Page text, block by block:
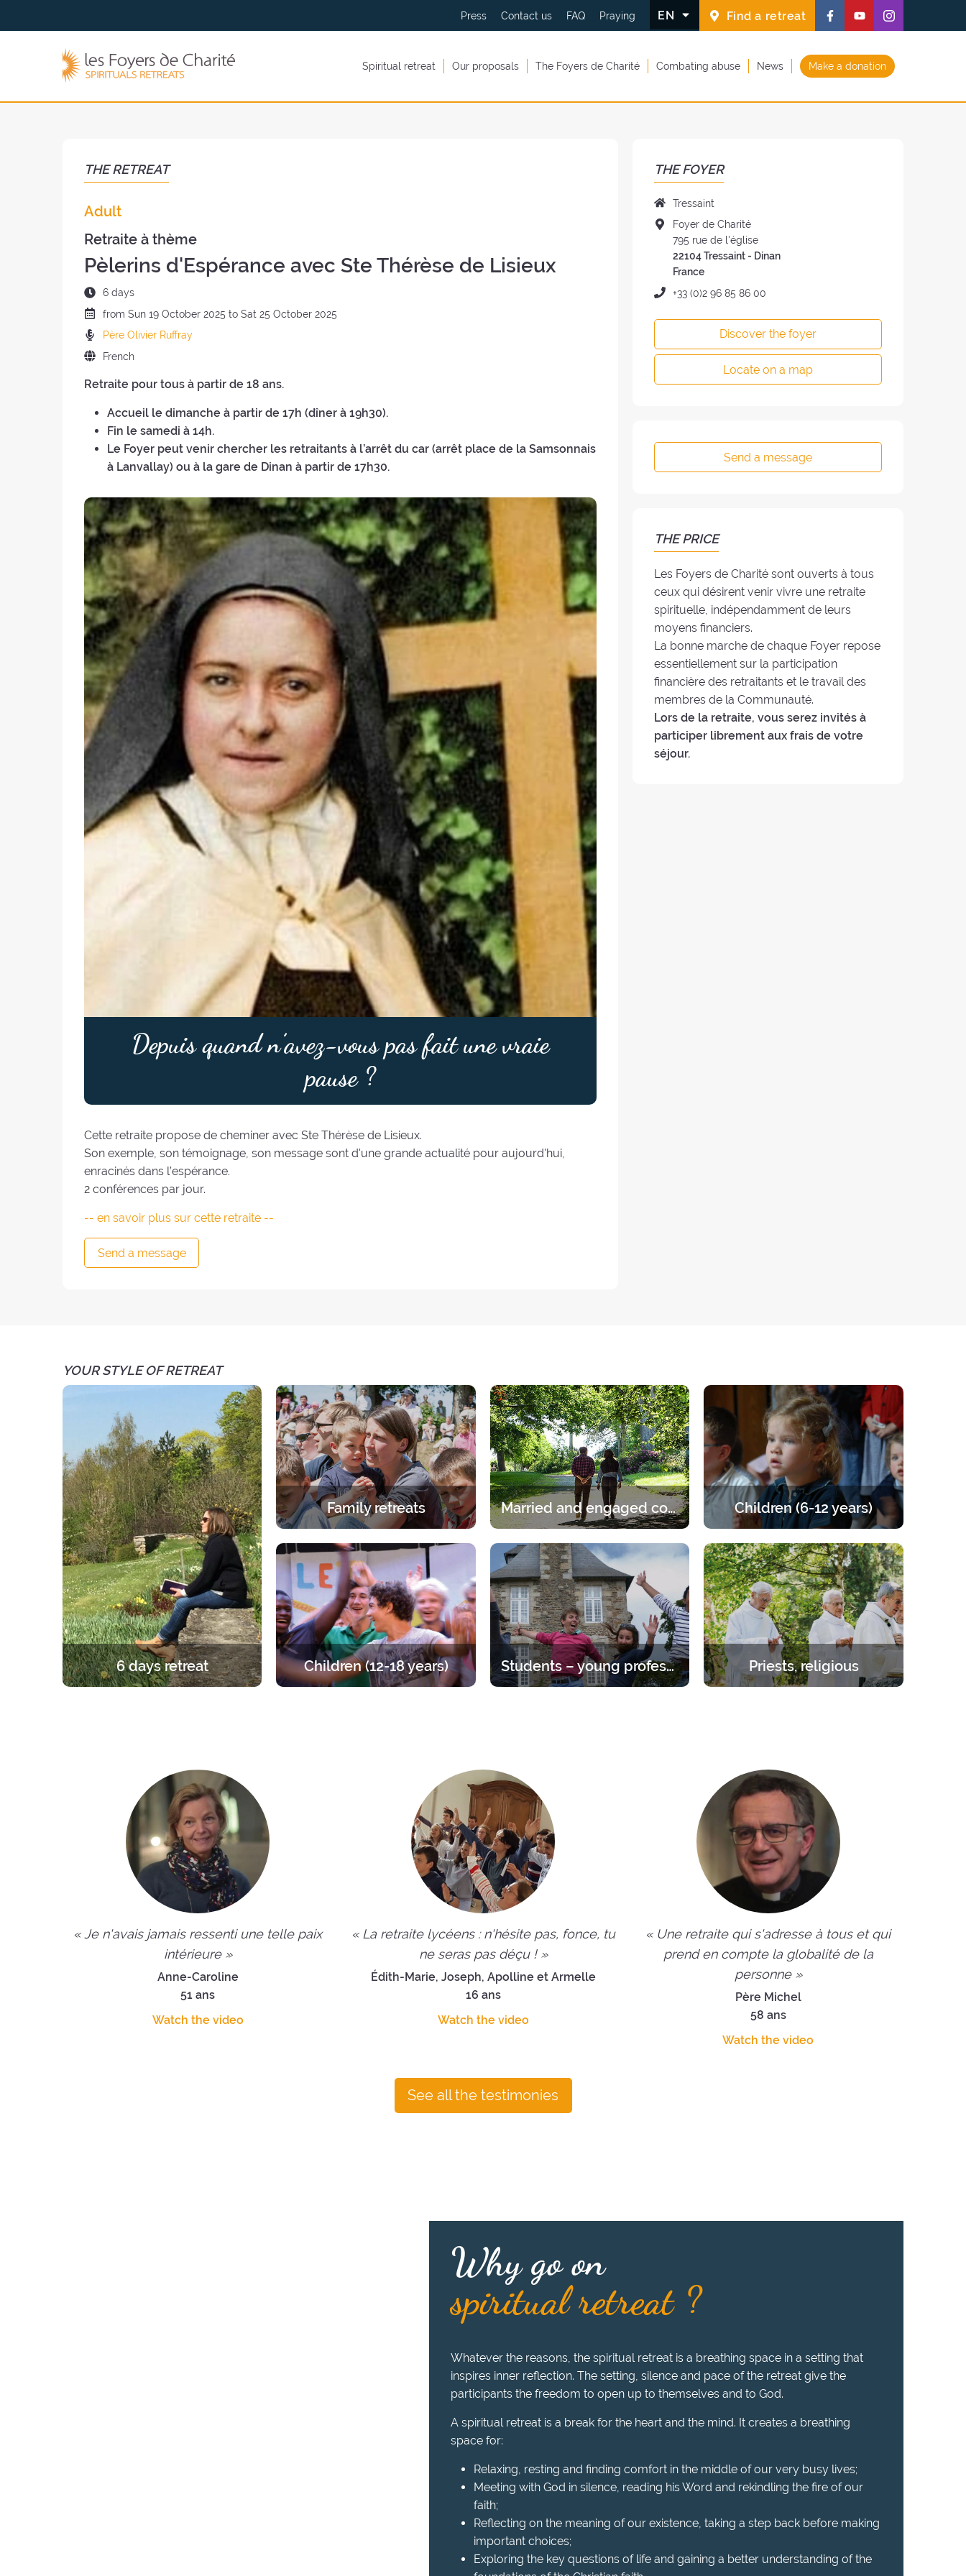
the
the
Press Contact us FAQ Praying EN Find a retreat
Follow
us
Facebook
window)
Follow
us
Youtube
window)
Follow
us
Instagram
window)
Spiritual retreat Our proposals The Foyers de Charité Combating abuse News Make a donation
THE RETREAT
Adult
Retraite à thème
Pèlerins d'Espérance avec Ste Thérèse de Lisieux
Duration
of
retreat:
6 days
Date
of
retreat
from Sun 19 October 2025 to Sat 25 October 2025
Preachers:
Père Olivier Ruffray
Language
the
French
Retraite pour tous à partir de 18 ans.
Accueil le dimanche à partir de 17h (dîner à 19h30).
Fin le samedi à 14h.
Le Foyer peut venir chercher les retraitants à l’arrêt du car (arrêt place de la Samsonnais
à Lanvallay) ou à la gare de Dinan à partir de 17h30.
Depuis quand n’avez-vous pas fait une vraie
pause ?
Cette retraite propose de cheminer avec Ste Thérèse de Lisieux.
Son exemple, son témoignage, son message sont d'une grande actualité pour aujourd'hui,
enracinés dans l’espérance.
2 conférences par jour.
-- en savoir plus sur cette retraite --
Send a message
THE FOYER
Name
of
the
Foyer:
Tressaint
Address
of
the
Foyer:
Foyer de Charité
795 rue de l'église
22104 Tressaint - Dinan
France
Phone:
+33 (0)2 96 85 86 00
Discover the foyer
Locate on a map
Send a message
THE PRICE
Les Foyers de Charité sont ouverts à tous
ceux qui désirent venir vivre une retraite
spirituelle, indépendamment de leurs
moyens financiers.
La bonne marche de chaque Foyer repose
essentiellement sur la participation
financière des retraitants et le travail des
membres de la Communauté.
Lors de la retraite, vous serez invités à
participer librement aux frais de votre
séjour.
YOUR STYLE OF RETREAT
6 days retreat
Family retreats
Each age group, whether it is the
parents or children has its own
specific programme.
Married and engaged couples
Lord. A 2-day break for couples to
discern, talk and pray.
Children (6-12 years)
years old. A programme that offers
the right balance of prayer, teaching,
games and activities.
Children (12-18 years) Students – young professionals Priests, religious
« Je n'avais jamais ressenti une telle paix
intérieure »
Anne-Caroline
51 ans
Watch the video
« La retraite lycéens : n'hésite pas, fonce, tu
ne seras pas déçu ! »
Édith-Marie, Joseph, Apolline et Armelle
16 ans
Watch the video
« Une retraite qui s'adresse à tous et qui
prend en compte la globalité de la
personne »
Père Michel
58 ans
Watch the video
See all the testimonies
Why go on
spiritual retreat ?
Whatever the reasons, the spiritual retreat is a breathing space in a setting that
inspires inner reflection. The setting, silence and pace of the retreat give the
participants the freedom to open up to themselves and to God.
A spiritual retreat is a break for the heart and the mind. It creates a breathing
space for:
Relaxing, resting and finding comfort in the middle of our very busy lives;
Meeting with God in silence, reading his Word and rekindling the fire of our
faith;
Reflecting on the meaning of our existence, taking a step back before making
important choices;
Exploring the key questions of life and gaining a better understanding of the